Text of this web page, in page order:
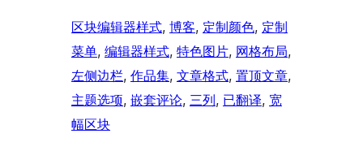
区块编辑器样式, 博客, 定制颜色, 定制
菜单, 编辑器样式, 特色图片, 网格布局
左侧边栏, 作品集, 文章格式, 置顶文章
主题选项, 嵌套评论, 三列, 已翻译, 宽
幅区块